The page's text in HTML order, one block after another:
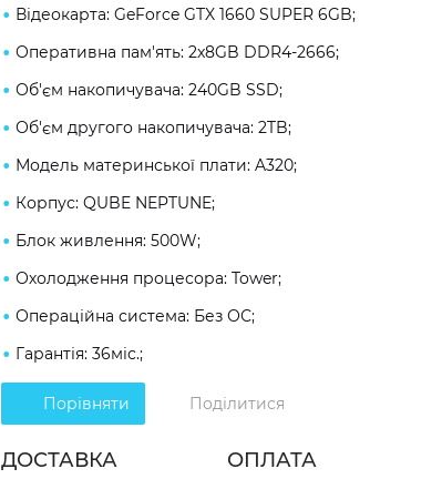
Відеокарта: GeForce GTX 1660 SUPER 6GB;
Оперативна пам'ять: 2x8GB DDR4-2666;
Об'єм накопичувача: 240GB SSD;
Об'єм другого накопичувача: 2TB;
Модель материнської плати: A320;
Корпус: QUBE NEPTUNE;
Блок живлення: 500W;
Охолодження процесора: Tower;
Операційна система: Без ОС;
Гарантія: 36міс.;
Порівняти Поділитися
ДОСТАВКА ОПЛАТА